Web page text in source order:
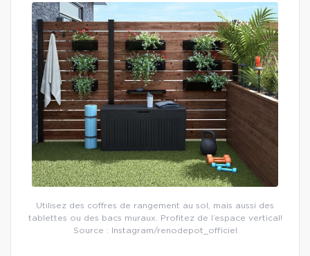
Utilisez des coffres de rangement au sol, mais aussi des
tablettes ou des bacs muraux. Profitez de l’espace vertical!
Source : Instagram/renodepot_officiel